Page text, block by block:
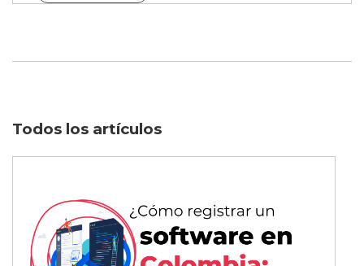
Todos los artículos